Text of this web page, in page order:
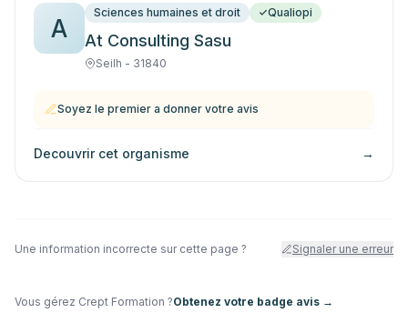
A
Sciences humaines et droit Qualiopi
At Consulting Sasu
Seilh - 31840
Soyez le premier a donner votre avis
Decouvrir cet organisme →
Une information incorrecte sur cette page ? Signaler une erreur
Vous gérez Crept Formation ?Obtenez votre badge avis →